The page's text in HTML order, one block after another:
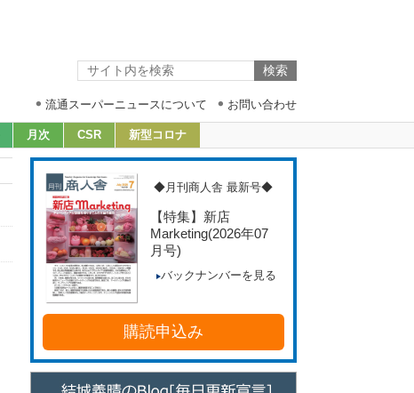
流通スーパーニュースについて お問い合わせ
月次 CSR 新型コロナ
◆月刊商人舎 最新号◆
【特集】新店
Marketing(2026年07
月号)
バックナンバーを見る
購読申込み